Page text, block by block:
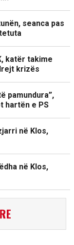
seanca pas
katër takime
krizës
pamundura”,
hartën e PS
në Klos,
në Klos,